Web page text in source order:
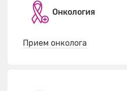
Онкология
Прием онколога